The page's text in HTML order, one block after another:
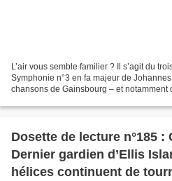
L’air vous semble familier ? Il s’agit du
Symphonie n°3 en fa majeur de
chansons de Gainsbourg – et notamment
Dosette de lecture n°185 :
Dernier gardien d’Ellis
hélices continuent de